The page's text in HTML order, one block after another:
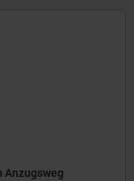
Anzugsweg